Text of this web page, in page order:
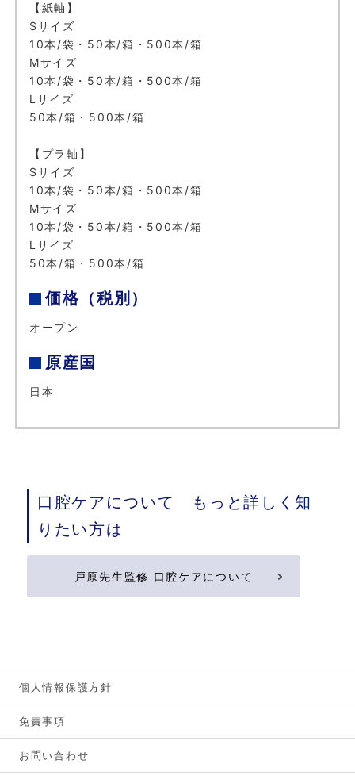
【紙軸】
Sサイズ
10本/袋・50本/箱・500本/箱
Mサイズ
10本/袋・50本/箱・500本/箱
Lサイズ
50本/箱・500本/箱
【プラ軸】
Sサイズ
10本/袋・50本/箱・500本/箱
Mサイズ
10本/袋・50本/箱・500本/箱
Lサイズ
50本/箱・500本/箱
価格（税別）
オープン
原産国
日本
口腔ケアについて もっと詳しく知
りたい方は
戸原先生監修 口腔ケアについて
個人情報保護方針
免責事項
お問い合わせ